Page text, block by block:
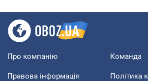
Про компанію Команда
Правова інформація Політика